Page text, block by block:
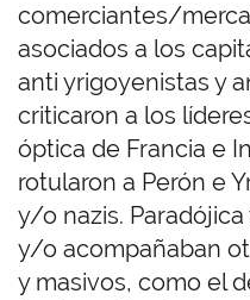
comerciantes/
asociados a los
anti yrigoyenistas y
criticaron a los
óptica de Francia e
rotularon a Perón e
y/o nazis.
y/o acompañaban
y masivos, como el